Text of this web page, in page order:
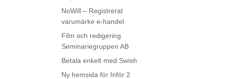
NoWill – Registrerat
varumärke e-handel
Film och redigering
Seminariegruppen AB
Betala enkelt med Swish
Ny hemsida för Inför 2